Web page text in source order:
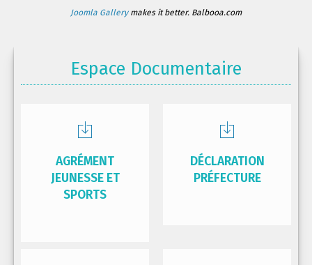
Joomla Gallerymakes it better. Balbooa.com
Espace Documentaire
AGRÉMENT
JEUNESSE ET
SPORTS
DÉCLARATION
PRÉFECTURE